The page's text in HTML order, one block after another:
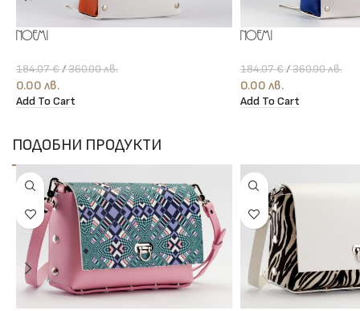
Noemi
184.07€/360.00лв.
0.00лв.
Add To Cart
Noemi
184.07€/360.00лв.
0.00 лв.
Add To Cart
ПОДОБНИ ПРОДУКТИ